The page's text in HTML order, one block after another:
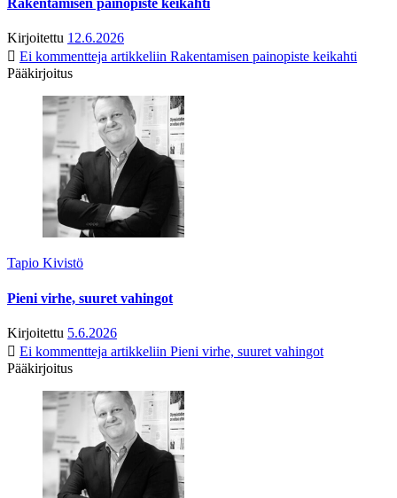
Rakentamisen painopiste keikahti
Kirjoitettu 12.6.2026
Ei kommentteja artikkeliin Rakentamisen painopiste keikahti
Pääkirjoitus
Tapio Kivistö
Pieni virhe, suuret vahingot
Kirjoitettu 5.6.2026
Ei kommentteja artikkeliin Pieni virhe, suuret vahingot
Pääkirjoitus